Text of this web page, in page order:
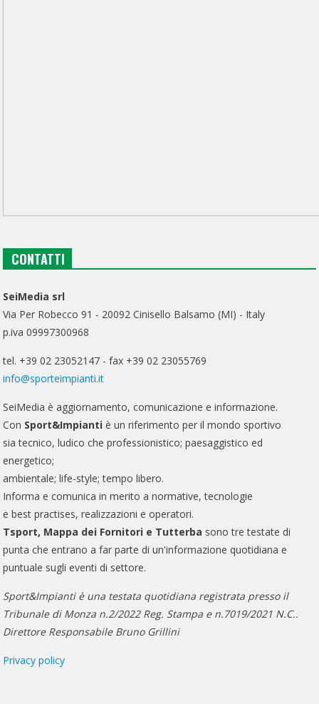
CONTATTI
SeiMedia srl
Via Per Robecco 91 - 20092 Cinisello Balsamo (MI) - Italy
p.iva 09997300968
tel. +39 02 23052147 - fax +39 02 23055769
info@sporteimpianti.it
SeiMedia è aggiornamento, comunicazione e informazione.
Con Sport&Impianti è un riferimento per il mondo sportivo
sia tecnico, ludico che professionistico; paesaggistico ed
energetico;
ambientale; life-style; tempo libero.
Informa e comunica in merito a normative, tecnologie
e best practises, realizzazioni e operatori.
Tsport, Mappa dei Fornitori e Tutterba sono tre testate di
punta che entrano a far parte di un'informazione quotidiana e
puntuale sugli eventi di settore.
Sport&Impianti è una testata quotidiana registrata presso il
Tribunale di Monza n.2/2022 Reg. Stampa e n.7019/2021 N.C..
Direttore Responsabile Bruno Grillini
Privacy policy